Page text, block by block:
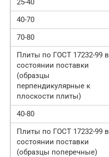
25-40
40-70
70-80
Плиты по ГОСТ 17232-99 в
состоянии поставки
(образцы
перпендикулярные к
плоскости плиты)
40-80
Плиты по ГОСТ 17232-99 в
состоянии поставки
(образцы поперечные)